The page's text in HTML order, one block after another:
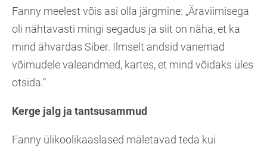
Fanny meelest võis asi olla järgmine: „Äraviimisega
oli nähtavasti mingi segadus ja siit on näha, et ka
mind ähvardas Siber. Ilmselt andsid vanemad
võimudele valeandmed, kartes, et mind võidaks üles
otsida.“
Kerge jalg ja tantsusammud
Fanny ülikoolikaaslased mäletavad teda kui